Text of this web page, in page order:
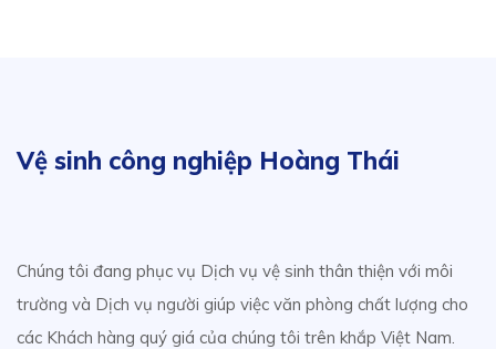
Vệ sinh công nghiệp Hoàng Thái
Chúng tôi đang phục vụ Dịch vụ vệ sinh thân thiện với môi
trường và Dịch vụ người giúp việc văn phòng chất lượng cho
các Khách hàng quý giá của chúng tôi trên khắp Việt Nam.